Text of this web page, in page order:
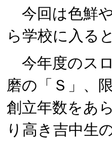
今回は色鮮
ら学校に入る
今年度のス
磨の「Ｓ」、
創立年数をあ
り高き吉中生